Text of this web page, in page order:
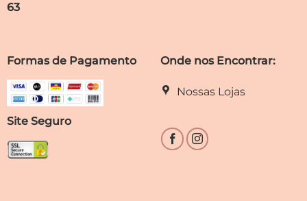
63
Formas de Pagamento
Site Seguro
Onde nos Encontrar:
Nossas Lojas